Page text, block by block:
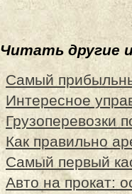
Читать другие
Самый
Интересное
Грузоперевозки
Как правильно
Самый первый
Авто на прокат: